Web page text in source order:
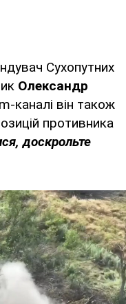
Сухопутних
Олександр
каналі він також
противника
доскрольте